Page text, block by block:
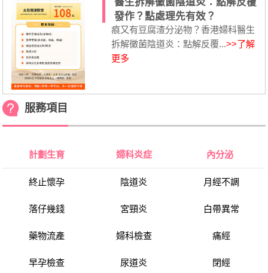
發作？點處理先有效？
痕又有豆腐渣分泌物？香港婦科醫生
拆解黴菌陰道炎：點解反覆...>>了解
更多
服務項目
計劃生育
終止懷孕
落仔幾錢
藥物流產
早孕檢查
婦科炎症
陰道炎
宮頸炎
婦科檢查
尿道炎
內分泌
月經不調
白帶異常
痛經
閉經